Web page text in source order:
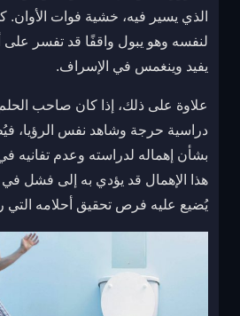
الذي يسير فيه، خشية فوات
لنفسه وهو يبول واقفًا قد تفسر على
يفيد وينغمس في الإسراف.
علاوة على ذلك، إذا كان صاحب
دراسية حرجة وشاهد نفس الرؤيا،
بشأن إهماله لدراسته وعدم تفانيه
هذا الإهمال قد يؤدي به إلى فشل في
يُضيع عليه فرص تحقيق أحلامه التي